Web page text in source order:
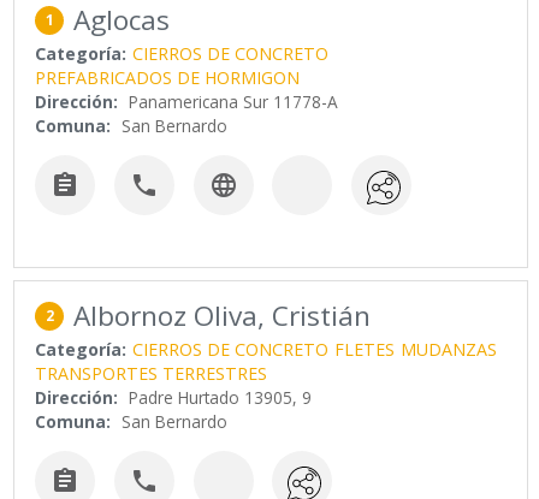
1 Aglocas
Categoría: CIERROS DE CONCRETO
PREFABRICADOS DE HORMIGON
Dirección: Panamericana Sur 11778-A
Comuna: San Bernardo
  
2 Albornoz Oliva, Cristián
Categoría: CIERROS DE CONCRETO FLETES MUDANZAS
TRANSPORTES TERRESTRES
Dirección: Padre Hurtado 13905, 9
Comuna: San Bernardo
 